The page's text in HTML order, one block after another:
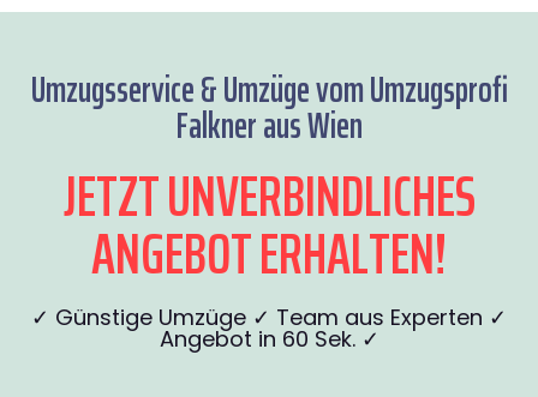
Umzugsservice & Umzüge vom Umzugsprofi
Falkner aus Wien
JETZT UNVERBINDLICHES
ANGEBOT ERHALTEN!
✓ Günstige Umzüge ✓ Team aus Experten ✓
Angebot in 60 Sek. ✓